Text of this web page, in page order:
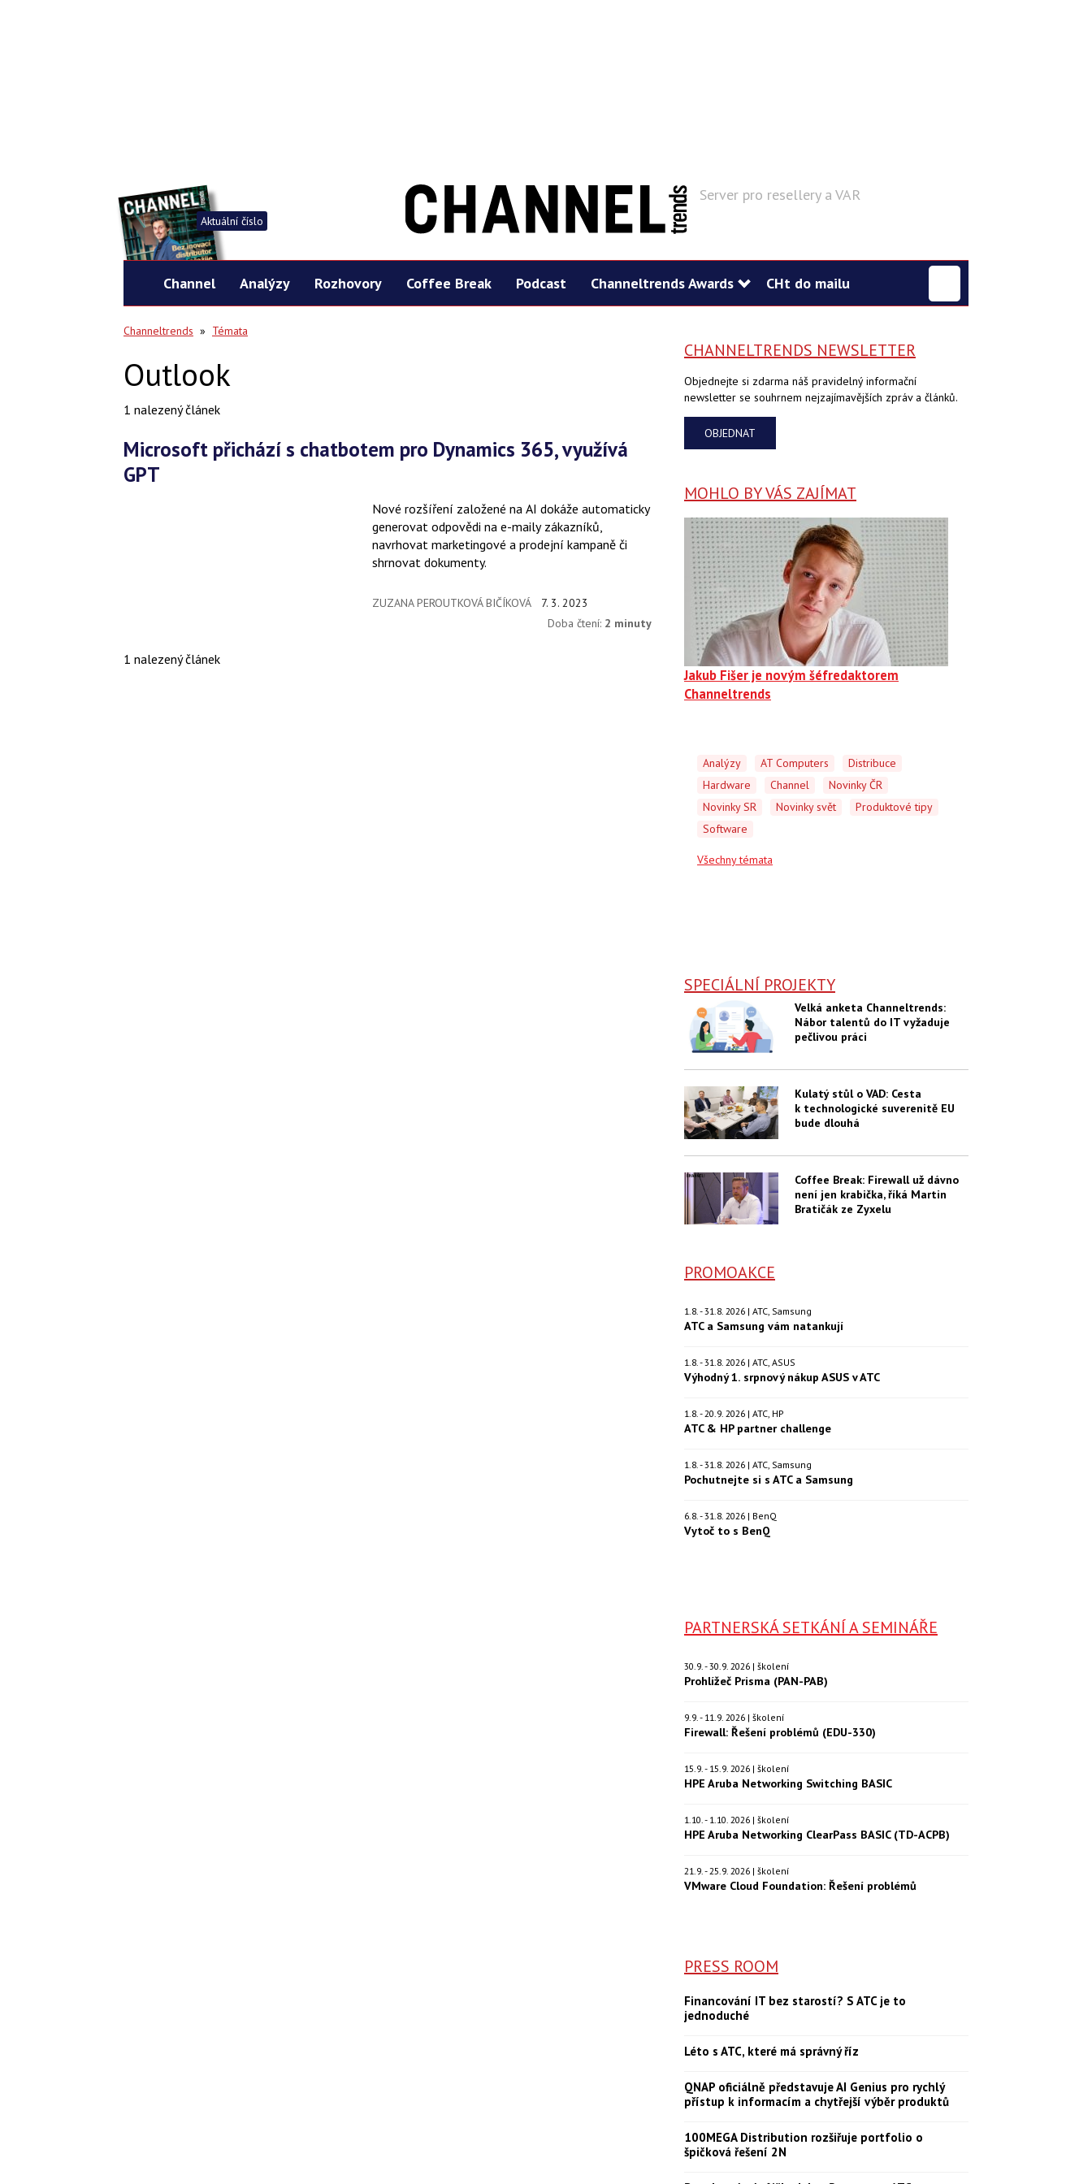
Aktuální číslo
Server pro resellery a VAR
Channel Analýzy Rozhovory Coffee Break Podcast Channeltrends Awards CHt do mailu
Channeltrends » Témata
Outlook
1 nalezený článek
Microsoft přichází s chatbotem pro Dynamics 365, využívá
GPT
Nové rozšíření založené na AI dokáže automaticky
generovat odpovědi na e-maily zákazníků,
navrhovat marketingové a prodejní kampaně či
shrnovat dokumenty.
ZUZANA PEROUTKOVÁ BIČÍKOVÁ
7. 3. 2023
Doba čtení: 2 minuty
1 nalezený článek
CHANNELTRENDS NEWSLETTER
Objednejte si zdarma náš pravidelný informační
newsletter se souhrnem nejzajímavějších zpráv a článků.
OBJEDNAT
MOHLO BY VÁS ZAJÍMAT
Jakub Fišer je novým šéfredaktorem
Channeltrends
Analýzy AT Computers
Distribuce
Hardware
Channel
Novinky ČR
Novinky SR
Novinky svět
Produktové tipy
Software
Všechny témata
SPECIÁLNÍ PROJEKTY
Velká anketa Channeltrends:
Nábor talentů do IT vyžaduje
pečlivou práci
Kulatý stůl o VAD: Cesta
k technologické suverenitě EU
bude dlouhá
Coffee Break: Firewall už dávno
není jen krabička, říká Martin
Bratičák ze Zyxelu
PROMOAKCE
1.8. - 31.8. 2026 | ATC, Samsung
ATC a Samsung vám natankují
1.8. - 31.8. 2026 | ATC, ASUS
Výhodný 1. srpnový nákup ASUS v ATC
1.8. - 20.9. 2026 | ATC, HP
ATC & HP partner challenge
1.8. - 31.8. 2026 | ATC, Samsung
Pochutnejte si s ATC a Samsung
6.8. - 31.8. 2026 | BenQ
Vytoč to s BenQ
PARTNERSKÁ SETKÁNÍ A SEMINÁŘE
30.9. - 30.9. 2026 | školení
Prohlížeč Prisma (PAN-PAB)
9.9. - 11.9. 2026 | školení
Firewall: Řešení problémů (EDU-330)
15.9. - 15.9. 2026 | školení
HPE Aruba Networking Switching BASIC
1.10. - 1.10. 2026 | školení
HPE Aruba Networking ClearPass BASIC (TD-ACPB)
21.9. - 25.9. 2026 | školení
VMware Cloud Foundation: Řešení problémů
PRESS ROOM
Financování IT bez starostí? S ATC je to
jednoduché
Léto s ATC, které má správný říz
QNAP oficiálně představuje AI Genius pro rychlý
přístup k informacím a chytřejší výběr produktů
100MEGA Distribution rozšiřuje portfolio o
špičková řešení 2N